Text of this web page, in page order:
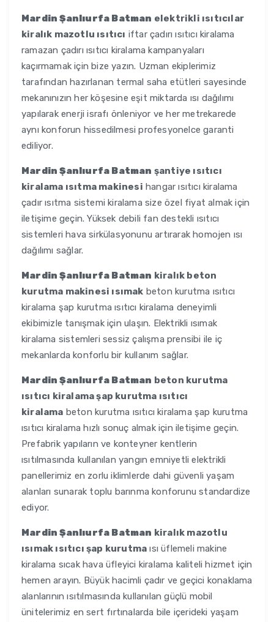
Mardin Şanlıurfa Batman elektrikli ısıtıcılar
kiralık mazotlu ısıtıcı iftar çadırı ısıtıcı kiralama
ramazan çadırı ısıtıcı kiralama kampanyaları
kaçırmamak için bize yazın. Uzman ekiplerimiz
tarafından hazırlanan termal saha etütleri sayesinde
mekanınızın her köşesine eşit miktarda ısı dağılımı
yapılarak enerji israfı önleniyor ve her metrekarede
aynı konforun hissedilmesi profesyonelce garanti
ediliyor.
Mardin Şanlıurfa Batman şantiye ısıtıcı
kiralama ısıtma makinesi hangar ısıtıcı kiralama
çadır ısıtma sistemi kiralama size özel fiyat almak için
iletişime geçin. Yüksek debili fan destekli ısıtıcı
sistemleri hava sirkülasyonunu artırarak homojen ısı
dağılımı sağlar.
Mardin Şanlıurfa Batman kiralık beton
kurutma makinesi ısımak beton kurutma ısıtıcı
kiralama şap kurutma ısıtıcı kiralama deneyimli
ekibimizle tanışmak için ulaşın. Elektrikli ısımak
kiralama sistemleri sessiz çalışma prensibi ile iç
mekanlarda konforlu bir kullanım sağlar.
Mardin Şanlıurfa Batman beton kurutma
ısıtıcı kiralama şap kurutma ısıtıcı
kiralama beton kurutma ısıtıcı kiralama şap kurutma
ısıtıcı kiralama hızlı sonuç almak için iletişime geçin.
Prefabrik yapıların ve konteyner kentlerin
ısıtılmasında kullanılan yangın emniyetli elektrikli
panellerimiz en zorlu iklimlerde dahi güvenli yaşam
alanları sunarak toplu barınma konforunu standardize
ediyor.
Mardin Şanlıurfa Batman kiralık mazotlu
ısımak ısıtıcı şap kurutma ısı üflemeli makine
kiralama sıcak hava üfleyici kiralama kaliteli hizmet için
hemen arayın. Büyük hacimli çadır ve geçici konaklama
alanlarının ısıtılmasında kullanılan güçlü mobil
ünitelerimiz en sert fırtınalarda bile içerideki yaşam